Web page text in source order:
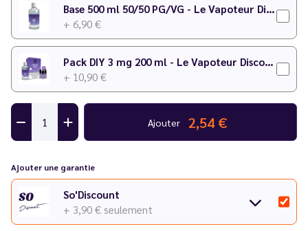
Attention: Cirkus dévoile sa nouvelle identité graphique.
Les étiquettes changent, mais les recettes restent les
mêmes ! Avant écoulement total des stocks, il est
étiquette.
Base 500 ml 50/50 PG/VG - Le Vapoteur Discount
+ 6,90 €
Pack DIY 3 mg 200 ml - Le Vapoteur Discount
+ 10,90 €
Ajouter 2,54 €
Ajouter une garantie
So'Discount
+ 3,90 € seulement